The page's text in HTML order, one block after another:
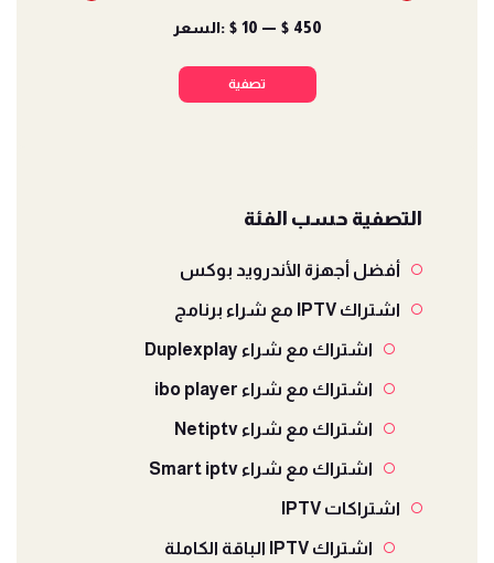
تصفية
السعر: $ 10 — $ 450
التصفية حسب الفئة
أفضل أجهزة الأندرويد بوكس
اشتراك IPTV مع شراء برنامج
اشتراك مع شراء Duplexplay
اشتراك مع شراء ibo player
اشتراك مع شراء Netiptv
اشتراك مع شراء Smart iptv
اشتراكات IPTV
اشتراك IPTV الباقة الكاملة